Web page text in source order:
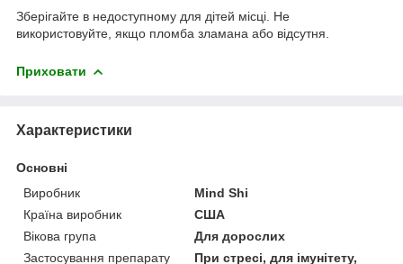
Зберігайте в недоступному для дітей місці. Не
використовуйте, якщо пломба зламана або відсутня.
Приховати
Характеристики
Основні
Виробник
Mind Shi
Країна виробник
США
Вікова група
Для дорослих
Застосування препарату
При стресі, для імунітету,